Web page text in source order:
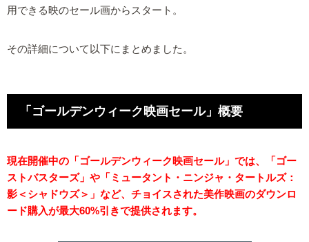
用できる映のセール画からスタート。
その詳細について以下にまとめました。
「ゴールデンウィーク映画セール」概要
現在開催中の「ゴールデンウィーク映画セール」では、「ゴー
ストバスターズ」や「ミュータント・ニンジャ・タートルズ：
影＜シャドウズ＞」など、チョイスされた美作映画のダウンロ
ード購入が最大60%引きで提供されます。